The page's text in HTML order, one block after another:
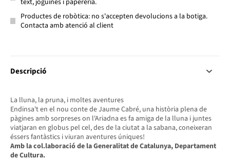
Productes de robòtica: no s'accepten devolucions a la botiga.
Contacta amb atenció al client
Descripció
La lluna, la pruna, i moltes aventures
Endinsa't en el nou conte de Jaume Cabré, una història plena de
pàgines amb sorpreses on l'Ariadna es fa amiga de la lluna i juntes
viatjaran en globus pel cel, des de la ciutat a la sabana, coneixeran
éssers fantàstics i viuran aventures úniques!
Amb la col.laboració de la Generalitat de Catalunya, Departament
de Cultura.